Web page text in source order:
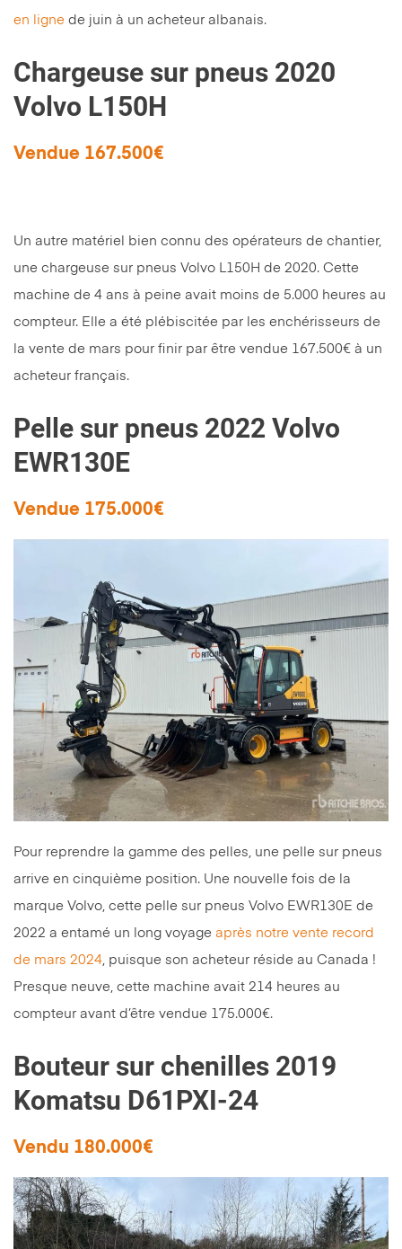
en ligne de juin à un acheteur albanais.
Chargeuse sur pneus 2020
Volvo L150H
Vendue 167.500€
Un autre matériel bien connu des opérateurs de chantier,
une chargeuse sur pneus Volvo L150H de 2020. Cette
machine de 4 ans à peine avait moins de 5.000 heures au
compteur. Elle a été plébiscitée par les enchérisseurs de
la vente de mars pour finir par être vendue 167.500€ à un
acheteur français.
Pelle sur pneus 2022 Volvo
EWR130E
Vendue 175.000€
Pour reprendre la gamme des pelles, une pelle sur pneus
arrive en cinquième position. Une nouvelle fois de la
marque Volvo, cette pelle sur pneus Volvo EWR130E de
2022 a entamé un long voyage après notre vente record
de mars 2024, puisque son acheteur réside au Canada !
Presque neuve, cette machine avait 214 heures au
compteur avant d’être vendue 175.000€.
Bouteur sur chenilles 2019
Komatsu D61PXI-24
Vendu 180.000€